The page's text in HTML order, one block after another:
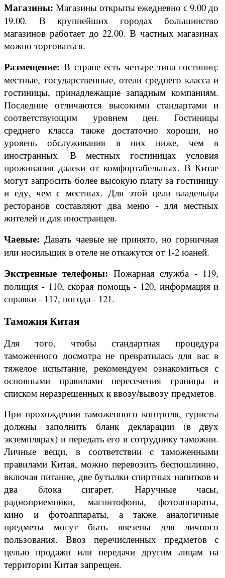
Магазины: Магазины открыты ежедневно с 9.00 до
19.00. В крупнейших городах большинство
магазинов работает до 22.00. В частных магазинах
можно торговаться.
Размещение: В стране есть четыре типа гостиниц:
местные, государственные, отели среднего класса и
гостиницы, принадлежащие западным компаниям.
Последние отличаются высокими стандартами и
соответствующим уровнем цен. Гостиницы
среднего класса также достаточно хороши, но
уровень обслуживания в них ниже, чем в
иностранных. В местных гостиницах условия
проживания далеки от комфортабельных. В Китае
могут запросить более высокую плату за гостиницу
и еду, чем с местных. Для этой цели владельцы
ресторанов составляют два меню - для местных
жителей и для иностранцев.
Чаевые: Давать чаевые не принято, но горничная
или носильщик в отеле не откажутся от 1-2 юаней.
Экстренные телефоны: Пожарная служба - 119,
полиция - 110, скорая помощь - 120, информация и
справки - 117, погода - 121.
Таможня Китая
Для того, чтобы стандартная процедура
таможенного досмотра не превратилась для вас в
тяжелое испытание, рекомендуем ознакомиться с
основными правилами пересечения границыи
спискомнеразрешенных к ввозу/вывозу предметов.
При прохождении таможенного контроля, туристы
должнызаполнить бланк декларации(в двух
экземплярах) и передать его в сотруднику таможни.
Личные вещи, в соответствии с таможенными
правилами Китая, можно перевозить беспошлинно,
включая питание, две бутылки спиртных напиткови
два блока сигарет. Наручные часы,
радиоприемники, магнитофоны, фотоаппараты,
кино и фотоаппараты, а также аналогичные
предметы могут быть ввезены для личного
пользования. Ввоз перечисленных предметов с
целью продажи или передачи другим лицам на
территории Китая запрещен.